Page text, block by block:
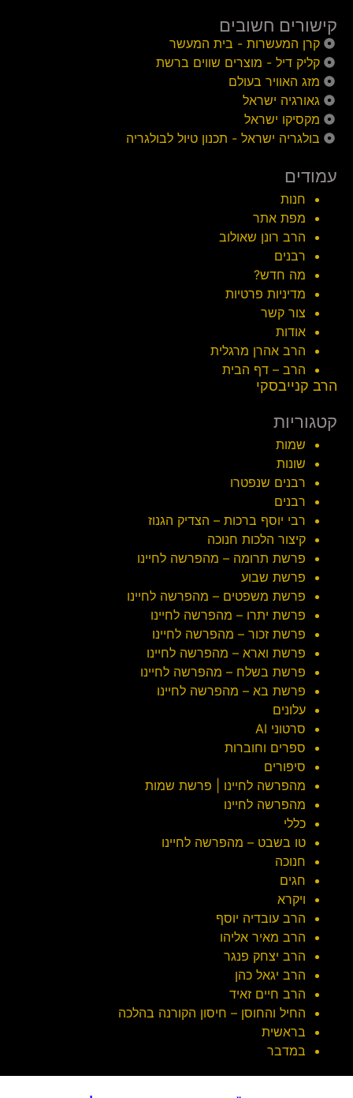
קישורים חשובים
קרן המעשרות - בית המעשר
קליק דיל - מוצרים שווים ברשת
מזג האוויר בעולם
גאורגיה ישראל
מקסיקו ישראל
בולגריה ישראל - תכנון טיול לבולגריה
עמודים
חנות
מפת אתר
הרב רונן שאולוב
רבנים
מה חדש?
מדיניות פרטיות
צור קשר
אודות
הרב אהרן מרגלית
הרב – דף הבית
הרב קנייבסקי
קטגוריות
שמות
שונות
רבנים שנפטרו
רבנים
רבי יוסף ברכות – הצדיק הגנוז
קיצור הלכות חנוכה
פרשת תרומה – מהפרשה לחיינו
פרשת שבוע
פרשת משפטים – מהפרשה לחיינו
פרשת יתרו – מהפרשה לחיינו
פרשת זכור – מהפרשה לחיינו
פרשת וארא – מהפרשה לחיינו
פרשת בשלח – מהפרשה לחיינו
פרשת בא – מהפרשה לחיינו
עלונים
סרטוני AI
ספרים וחוברות
סיפורים
מהפרשה לחיינו | פרשת שמות
מהפרשה לחיינו
כללי
טו בשבט – מהפרשה לחיינו
חנוכה
חגים
ויקרא
הרב עובדיה יוסף
הרב מאיר אליהו
הרב יצחק פנגר
הרב יגאל כהן
הרב חיים זאיד
החיל והחוסן – חיסון הקורנה בהלכה
בראשית
במדבר